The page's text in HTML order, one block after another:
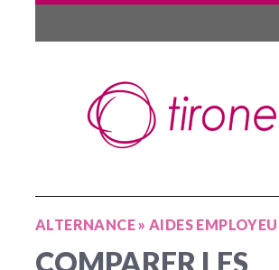
ALTERNANCE» AIDES
COMPARER LES